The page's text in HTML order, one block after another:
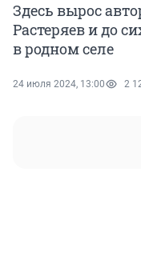
Здесь вырос
Растеряев и до
в родном селе
24 июля 2024, 13:00 2